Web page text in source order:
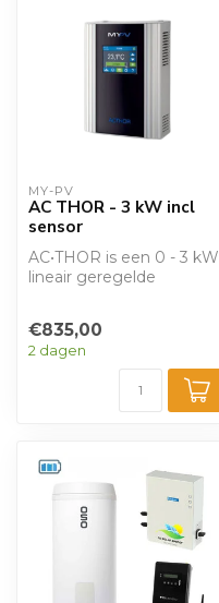
MY-PV
AC THOR - 3 kW incl
sensor
AC•THOR is een 0 - 3 kW
lineair geregelde
w...
€835,00
2 dagen